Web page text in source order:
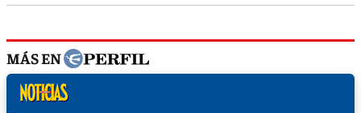
MÁS EN